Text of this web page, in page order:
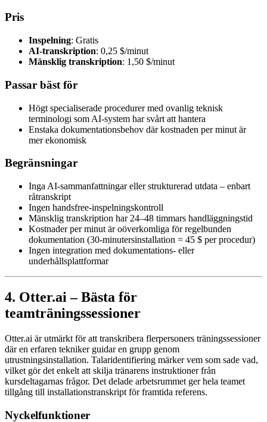
Pris
Inspelning: Gratis
AI-transkription: 0,25 $/minut
Mänsklig transkription: 1,50 $/minut
Passar bäst för
Högt specialiserade procedurer med ovanlig teknisk
terminologi som AI-system har svårt att hantera
Enstaka dokumentationsbehov där kostnaden per minut är
mer ekonomisk
Begränsningar
Inga AI-sammanfattningar eller strukturerad utdata – enbart
råtranskript
Ingen handsfree-inspelningskontroll
Mänsklig transkription har 24–48 timmars handläggningstid
Kostnader per minut är oöverkomliga för regelbunden
dokumentation (30-minutersinstallation = 45 $ per procedur)
Ingen integration med dokumentations- eller
underhållsplattformar
4. Otter.ai – Bästa för
teamträningssessioner
Otter.ai är utmärkt för att transkribera flerpersoners träningssessioner
där en erfaren tekniker guidar en grupp genom
utrustningsinstallation. Talaridentifiering märker vem som sade vad,
vilket gör det enkelt att skilja tränarens instruktioner från
kursdeltagarnas frågor. Det delade arbetsrummet ger hela teamet
tillgång till installationstranskript för framtida referens.
Nyckelfunktioner